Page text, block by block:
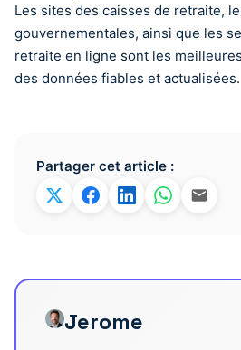
Les sites des caisses de retraite,
gouvernementales, ainsi que les
retraite en ligne sont les
des données fiables et actualisées.
Partager cet article :
Jerome